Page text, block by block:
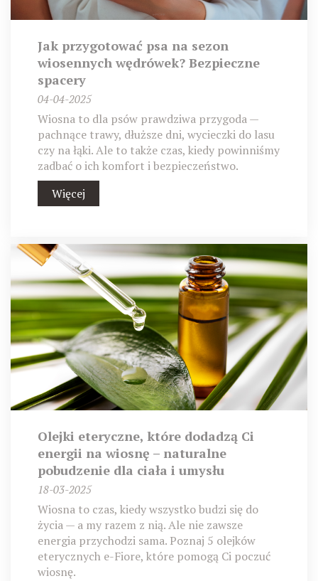
Jak przygotować psa na sezon
wiosennych wędrówek? Bezpieczne
spacery
04-04-2025
Wiosna to dla psów prawdziwa przygoda —
pachnące trawy, dłuższe dni, wycieczki do lasu
czy na łąki. Ale to także czas, kiedy powinniśmy
zadbać o ich komfort i bezpieczeństwo.
Więcej
Olejki eteryczne, które dodadzą Ci
energii na wiosnę – naturalne
pobudzenie dla ciała i umysłu
18-03-2025
Wiosna to czas, kiedy wszystko budzi się do
życia — a my razem z nią. Ale nie zawsze
energia przychodzi sama. Poznaj 5 olejków
eterycznych e-Fiore, które pomogą Ci poczuć
wiosnę.